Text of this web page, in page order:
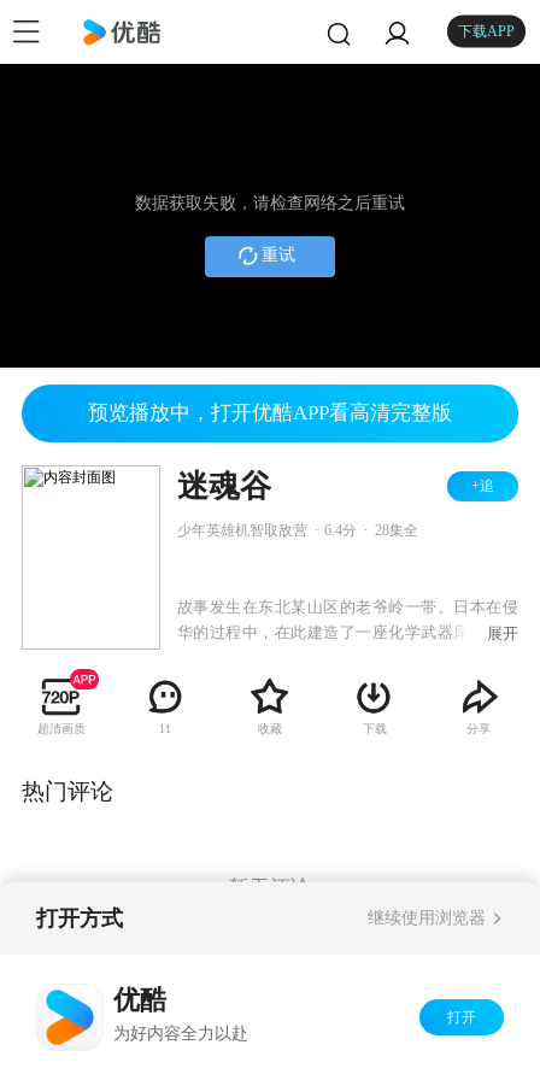
下载APP
数据获取失败，请检查网络之后重试
重试
预览播放中，打开优酷APP看高清完整版
迷魂谷 +追
少年英雄机智取敌营 6.4分 28集全
故事发生在东北某山区的老爷岭一带。日本在侵
华的过程中，在此建造了一座化学武器库。日本
屯，小喜子等几个孩子侥幸脱线，加入了抗联队
伍。其后，这些孩子多次寻找日军的化学武器库
都失败了，但他们并不气馁不服输，终将日军的
展开
超清画质 11 收藏 下载 分享
热门评论
暂无评论
打开方式 继续使用浏览器
优酷
为好内容全力以赴
打开